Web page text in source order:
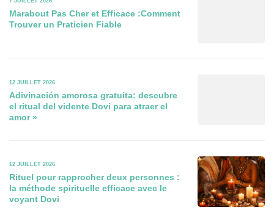
Marabout Pas Cher et Efficace :Comment
Trouver un Praticien Fiable
12 JUILLET 2026
Adivinación amorosa gratuita: descubre
el ritual del vidente Dovi para atraer el
amor »
12 JUILLET 2026
Rituel pour rapprocher deux personnes :
la méthode spirituelle efficace avec le
voyant Dovi